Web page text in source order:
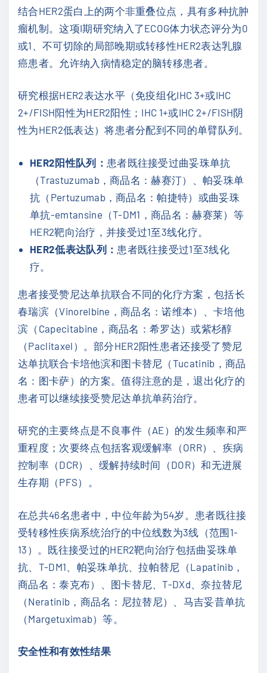
结合HER2蛋白上的两个非重叠位点，具有多种抗肿
瘤机制。这项I期研究纳入了ECOG体力状态评分为0
或1、不可切除的局部晚期或转移性HER2表达乳腺
癌患者。允许纳入病情稳定的脑转移患者。
研究根据HER2表达水平（免疫组化IHC 3+或IHC
2+/FISH阳性为HER2阳性；IHC 1+或IHC 2+/FISH阴
性为HER2低表达）将患者分配到不同的单臂队列。
HER2阳性队列： 患者既往接受过曲妥珠单抗
（Trastuzumab，商品名：赫赛汀）、帕妥珠单
抗（Pertuzumab，商品名：帕捷特）或曲妥珠
单抗-emtansine（T-DM1，商品名：赫赛莱）等
HER2靶向治疗，并接受过1至3线化疗。
HER2低表达队列： 患者既往接受过1至3线化
疗。
患者接受赞尼达单抗联合不同的化疗方案，包括长
春瑞滨（Vinorelbine，商品名：诺维本）、卡培他
滨（Capecitabine，商品名：希罗达）或紫杉醇
（Paclitaxel）。部分HER2阳性患者还接受了赞尼
达单抗联合卡培他滨和图卡替尼（Tucatinib，商品
名：图卡萨）的方案。值得注意的是，退出化疗的
患者可以继续接受赞尼达单抗单药治疗。
研究的主要终点是不良事件（AE）的发生频率和严
重程度；次要终点包括客观缓解率（ORR）、疾病
控制率（DCR）、缓解持续时间（DOR）和无进展
生存期（PFS）。
在总共46名患者中，中位年龄为54岁。患者既往接
受转移性疾病系统治疗的中位线数为3线（范围1-
13）。既往接受过的HER2靶向治疗包括曲妥珠单
抗、T-DM1、帕妥珠单抗、拉帕替尼（Lapatinib，
商品名：泰克布）、图卡替尼、T-DXd、奈拉替尼
（Neratinib，商品名：尼拉替尼）、马吉妥昔单抗
（Margetuximab）等。
安全性和有效性结果